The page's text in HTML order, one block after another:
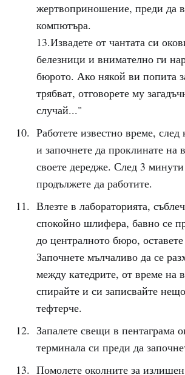
жертвоприношение, преди да
компютъра.
13.Извадете от чантата си
белезници и внимателно ги
бюрото. Ако някой ви попита
трябват, отговорете му
случай..."
Работете известно време, след
и започнете да проклинате на
своете дередже. След 3
продължете да работите.
Влезте в лабораторията,
спокойно шлифера, бавно се
до централното бюро,
Започнете мълчаливо да се
между катедрите, от време на
спирайте и си записвайте
тефтерче.
Запалете свещи в пентаграма
терминала си преди да
Помолете околните за